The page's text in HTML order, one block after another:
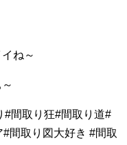
ね～
#間取り狂#間取り道#
間取り図大好き #間取